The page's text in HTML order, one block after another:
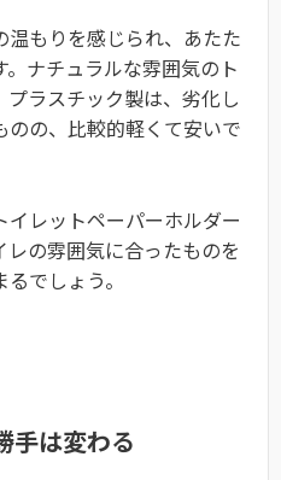
もりを感じられ、あたた
ナチュラルな雰囲気のト
ラスチック製は、劣化し
の、比較的軽くて安いで
レットペーパーホルダー
の雰囲気に合ったものを
でしょう。
手は変わる